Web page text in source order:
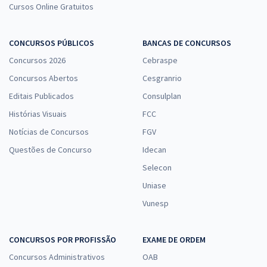
Cursos Online Gratuitos
CONCURSOS PÚBLICOS
Concursos 2026
Concursos Abertos
Editais Publicados
Histórias Visuais
Notícias de Concursos
Questões de Concurso
BANCAS DE CONCURSOS
Cebraspe
Cesgranrio
Consulplan
FCC
FGV
Idecan
Selecon
Uniase
Vunesp
CONCURSOS POR PROFISSÃO
Concursos Administrativos
EXAME DE ORDEM
OAB